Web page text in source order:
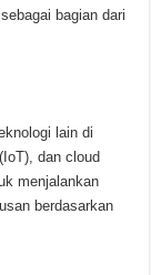
bagian dari
lain di
dan cloud
menjalankan
berdasarkan